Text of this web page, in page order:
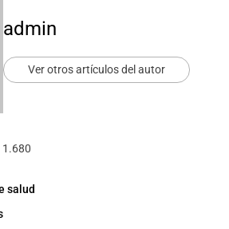
admin
Ver otros artículos del autor
1.680
salud